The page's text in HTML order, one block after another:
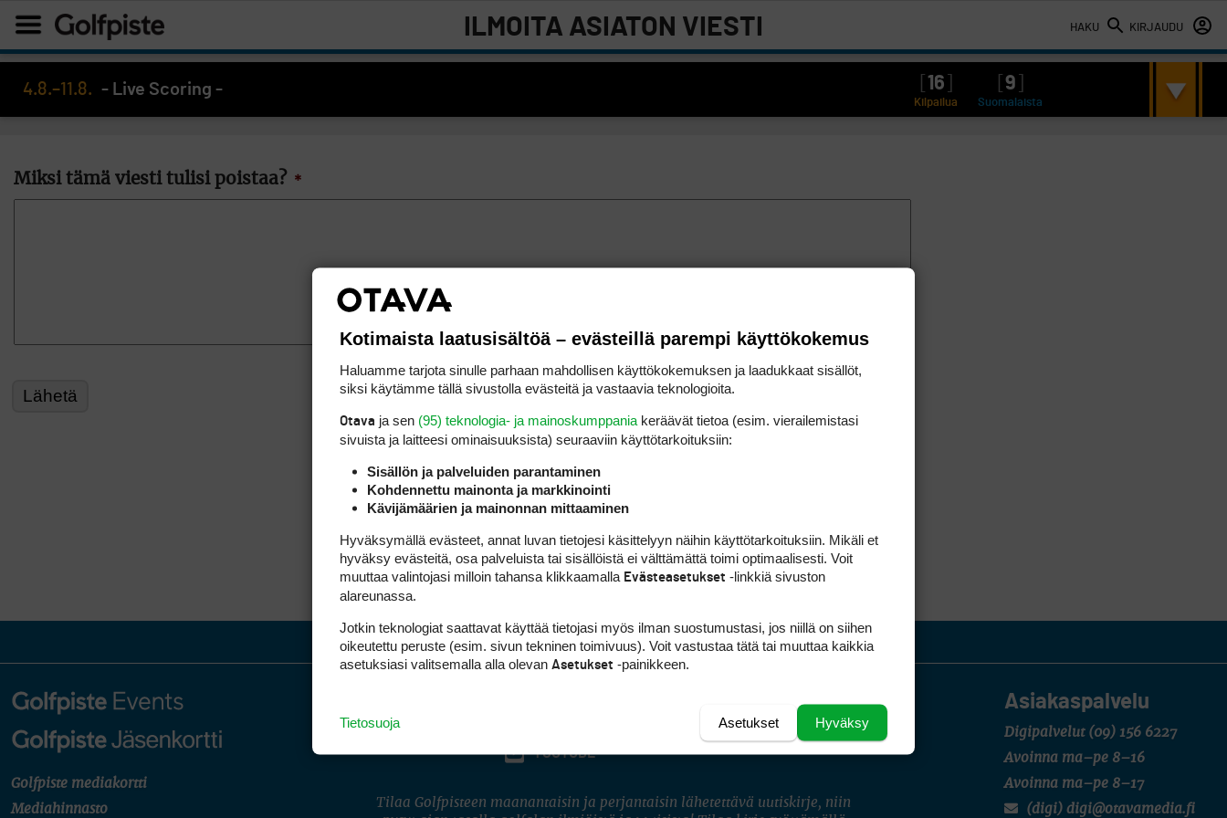
HAKU KIRJAUDU
ILMOITA ASIATON VIESTI
4.8.–11.8. - Live Scoring - 16 9
Kilpailua Suomalaista
Miksi tämä viesti tulisi poistaa? *
Golfpiste mediakortti
Mediahinnasto
Asiakaspalvelu
Digipalvelut (09) 156 6227
Avoinna ma–pe 8–16
Avoinna ma–pe 8–17
(digi) digi@otavamedia.fi
INSTAGRAM
YOUTUBE
Tilaa Golfpisteen maanantaisin ja perjantaisin lähetettävä uutiskirje, niin
Kotimaista laatusisältöä – evästeillä parempi käyttökokemus
Haluamme tarjota sinulle parhaan mahdollisen käyttökokemuksen ja laadukkaat sisällöt,
siksi käytämme tällä sivustolla evästeitä ja vastaavia teknologioita.
Otava ja sen (95) teknologia- ja mainoskumppania keräävät tietoa (esim. vierailemis­tasi
sivuista ja laitteesi ominaisuuk­sista) seuraaviin käyttötarkoituksiin:
Sisällön ja palveluiden parantaminen
Kohdennettu mainonta ja markkinointi
Kävijämäärien ja mainonnan mittaaminen
Hyväksymällä evästeet, annat luvan tietojesi käsittelyyn näihin käyttötarkoituksiin. Mikäli et
hyväksy evästeitä, osa palveluista tai sisällöistä ei välttämättä toimi optimaalisesti. Voit
muuttaa valintojasi milloin tahansa klikkaamalla Evästeasetukset -linkkiä sivuston
alareunassa.
Jotkin teknologiat saattavat käyttää tietojasi myös ilman suostumustasi, jos niillä on siihen
oikeutettu peruste (esim. sivun tekninen toimivuus). Voit vastustaa tätä tai muuttaa kaikkia
asetuksiasi valitsemalla alla olevan Asetukset -painikkeen.
Hyväksy
Asetukset
Tietosuoja